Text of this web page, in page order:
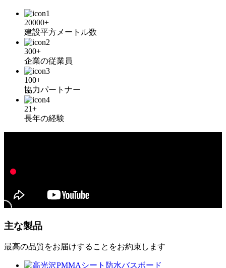
20000+
建設平方メートル数
300+
企業の従業員
100+
協力パートナー
21+
長年の経験
主な製品
最高の品質をお届けすることをお約束します